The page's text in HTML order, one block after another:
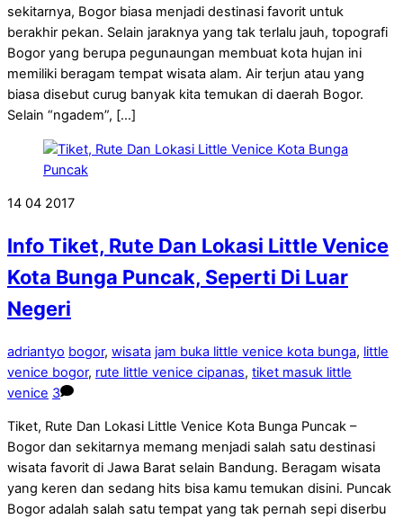
sekitarnya, Bogor biasa menjadi destinasi favorit untuk
berakhir pekan. Selain jaraknya yang tak terlalu jauh, topografi
Bogor yang berupa pegunaungan membuat kota hujan ini
memiliki beragam tempat wisata alam. Air terjun atau yang
biasa disebut curug banyak kita temukan di daerah Bogor.
Selain “ngadem”, […]
14 04 2017
Info Tiket, Rute Dan Lokasi Little Venice
Kota Bunga Puncak, Seperti Di Luar
Negeri
adriantyo bogor, wisata jam buka little venice kota bunga, little
venice bogor, rute little venice cipanas, tiket masuk little
venice 3
Tiket, Rute Dan Lokasi Little Venice Kota Bunga Puncak –
Bogor dan sekitarnya memang menjadi salah satu destinasi
wisata favorit di Jawa Barat selain Bandung. Beragam wisata
yang keren dan sedang hits bisa kamu temukan disini. Puncak
Bogor adalah salah satu tempat yang tak pernah sepi diserbu